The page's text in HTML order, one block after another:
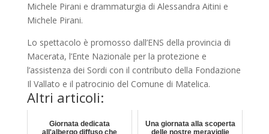
Michele Pirani e drammaturgia di Alessandra Aitini e
Michele Pirani.
Lo spettacolo è promosso dall’ENS della provincia di
Macerata, l’Ente Nazionale per la protezione e
l’assistenza dei Sordi con il contributo della Fondazione
Il Vallato e il patrocinio del Comune di Matelica.
Altri articoli:
Giornata dedicata
all'albergo diffuso che
Una giornata alla scoperta
delle nostre meraviglie